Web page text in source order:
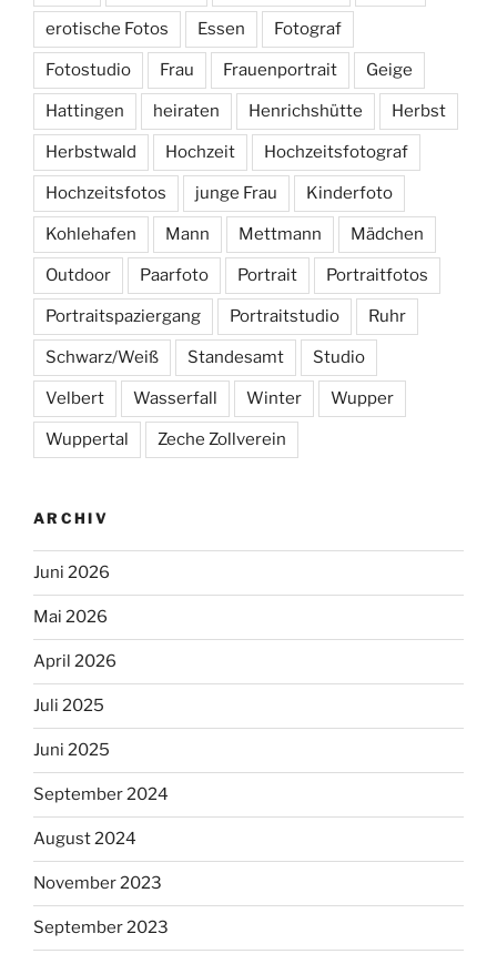
erotische Fotos Essen Fotograf
Fotostudio Frau Frauenportrait Geige
Hattingen heiraten Henrichshütte Herbst
Herbstwald Hochzeit Hochzeitsfotograf
Hochzeitsfotos junge Frau Kinderfoto
Kohlehafen Mann Mettmann Mädchen
Outdoor Paarfoto Portrait Portraitfotos
Portraitspaziergang Portraitstudio Ruhr
Schwarz/Weiß Standesamt Studio
Velbert Wasserfall Winter Wupper
Wuppertal Zeche Zollverein
ARCHIV
Juni 2026
Mai 2026
April 2026
Juli 2025
Juni 2025
September 2024
August 2024
November 2023
September 2023